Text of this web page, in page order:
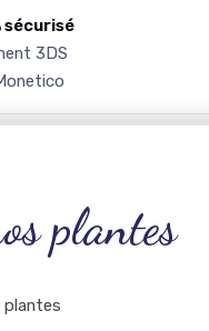
sécurisé
3DS
plantes
plantes